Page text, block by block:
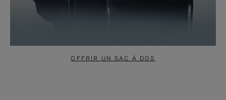
OFFRIR UN SAC À DOS